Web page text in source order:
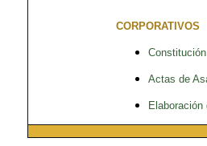
CORPORATIVOS
Actas de
Elaboración